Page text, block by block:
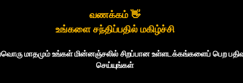
வணக்கம் 👋
உங்களை சந்திப்பதில் மகிழ்ச்சி
மாதமும் உங்கள் மின்னஞ்சலில் சிறப்பான உள்ளடக்கங்களைப் பெற
செய்யுங்கள்